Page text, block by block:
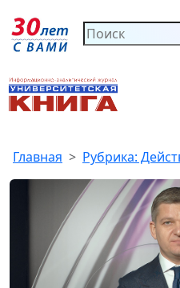
Главная Рубрика: